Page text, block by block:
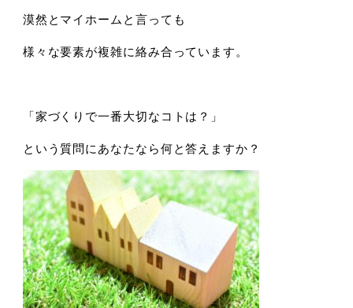
漠然とマイホームと言っても
様々な要素が複雑に絡み合っています。
「家づくりで一番大切なコトは？」
という質問にあなたなら何と答えますか？